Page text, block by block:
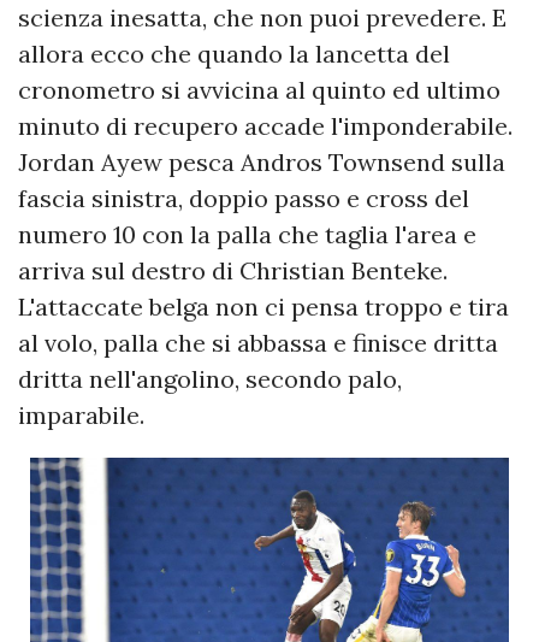
scienza inesatta, che non puoi prevedere. E
allora ecco che quando la lancetta del
cronometro si avvicina al quinto ed ultimo
minuto di recupero accade l'imponderabile.
Jordan Ayew pesca Andros Townsend sulla
fascia sinistra, doppio passo e cross del
numero 10 con la palla che taglia l'area e
arriva sul destro di Christian Benteke.
L'attaccate belga non ci pensa troppo e tira
al volo, palla che si abbassa e finisce dritta
dritta nell'angolino, secondo palo,
imparabile.